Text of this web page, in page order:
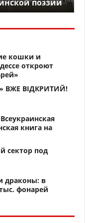
поэзии
кошки и
откроют
ВЖЕ ВІДКРИТИЙ!
книга на
сектор под
драконы: в
фонарей